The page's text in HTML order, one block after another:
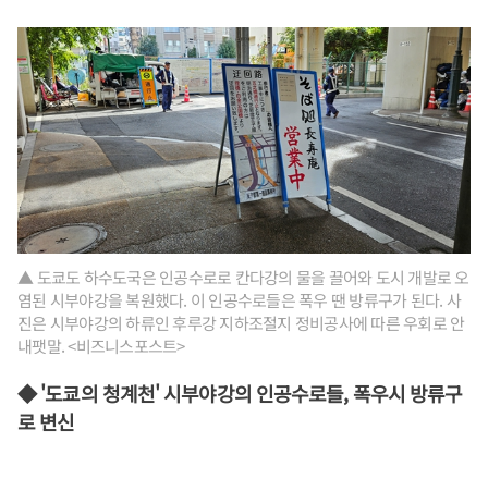
▲ 도쿄도 하수도국은 인공수로로 칸다강의 물을 끌어와 도시 개발로 오
염된 시부야강을 복원했다. 이 인공수로들은 폭우 땐 방류구가 된다. 사
진은 시부야강의 하류인 후루강 지하조절지 정비공사에 따른 우회로 안
내팻말. <비즈니스포스트>
◆ '도쿄의 청계천' 시부야강의 인공수로들, 폭우시 방류구
로 변신